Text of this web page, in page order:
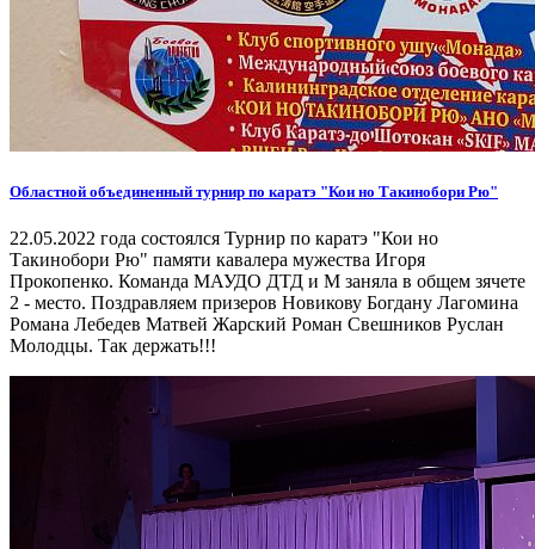
Областной объединенный турнир по каратэ "Кои но Такинобори Рю"
22.05.2022 года состоялся Турнир по каратэ "Кои но
Такинобори Рю" памяти кавалера мужества Игоря
Прокопенко. Команда МАУДО ДТД и М заняла в общем зячете
2 - место. Поздравляем призеров Новикову Богдану Лагомина
Романа Лебедев Матвей Жарский Роман Свешников Руслан
Молодцы. Так держать!!!